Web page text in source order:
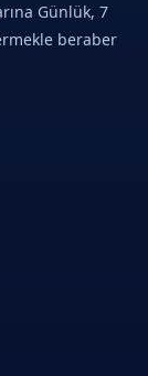
Günlük, 7
beraber